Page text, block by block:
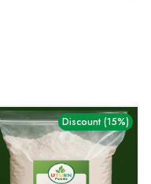
Discount (15%)